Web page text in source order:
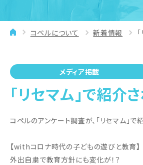
コペルについて 新着情報
メディア掲載
「リセマム」で紹介
コペルのアンケート調査が、「リセマム」で
【withコロナ時代の子どもの遊びと教育】
外出自粛で教育方針にも変化が！？